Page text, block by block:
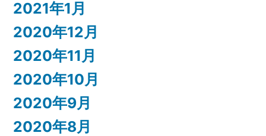
2021年1月
2020年12月
2020年11月
2020年10月
2020年9月
2020年8月